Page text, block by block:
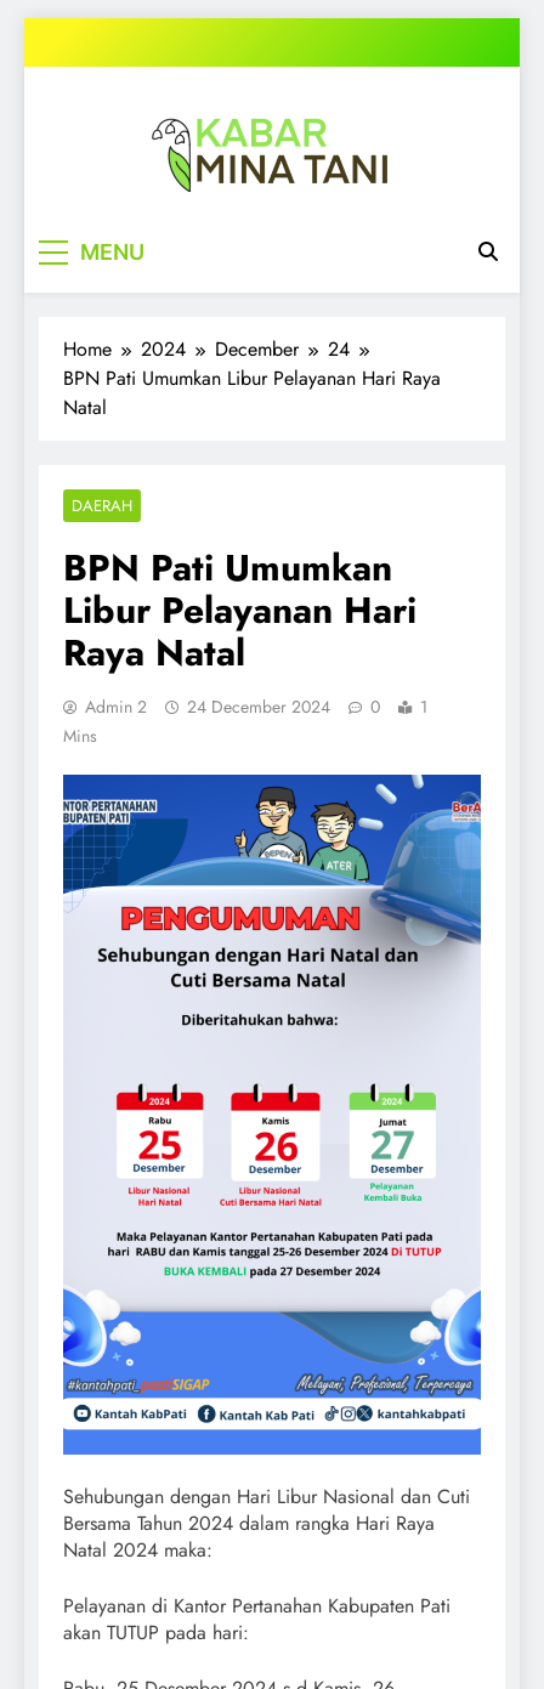
to
MENU
Home 2024 December
24
BPN Pati Umumkan Libur Pelayanan Hari Raya
Natal
DAERAH
BPN Pati Umumkan
Libur Pelayanan Hari
Raya Natal
Admin 2 24 December 2024 0
1
Mins
Sehubungan dengan Hari Libur Nasional dan Cuti
Bersama Tahun 2024 dalam rangka Hari Raya
Natal 2024 maka:
Pelayanan di Kantor Pertanahan Kabupaten Pati
akan TUTUP pada hari: